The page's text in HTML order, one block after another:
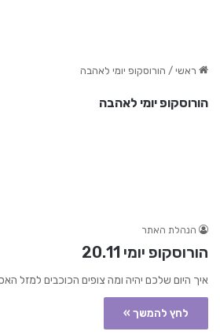
ראשי / הורוסקופ יומי לאהבה
הורוסקופ יומי לאהבה
הנהלת האתר
הורוסקופ יומי 20.11
איך היום שלכם יהיה ומה צופים הכוכבים למזל
לחץ להמשך »